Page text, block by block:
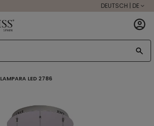
DEUTSCH | DE
LAMPARA LED 2786